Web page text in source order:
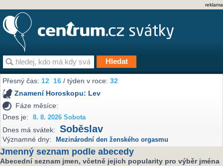
reklama
Přesný čas:12 16 / týden v roce:32
Znamení Horoskopu: Lev
Fáze měsíce:
Dnes je:
8. 8. 2026 Sobota
Dnes má svátek: Soběslav
Významné dny: Mezinárodní den ženského orgasmu
Jmenný seznam podle abecedy
Abecední seznam jmen, včetně jejich popularity pro výběr jména